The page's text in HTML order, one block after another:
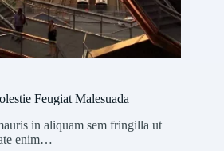
Feugiat Malesuada
in aliquam sem fringilla ut
enim…